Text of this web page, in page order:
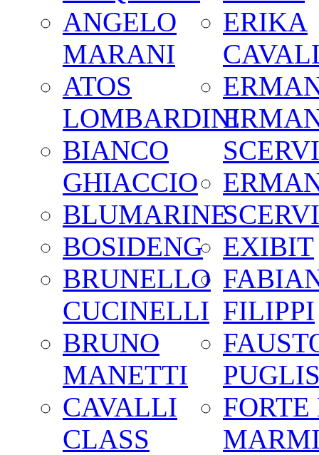
ANGELO
MARANI
ATOS
LOMBARDINI
BIANCO
GHIACCIO
BLUMARINE
BOSIDENG
BRUNELLO
CUCINELLI
BRUNO
MANETTI
CAVALLI
CLASS
ERIKA
EXIBIT
FILIPPI
FORTE